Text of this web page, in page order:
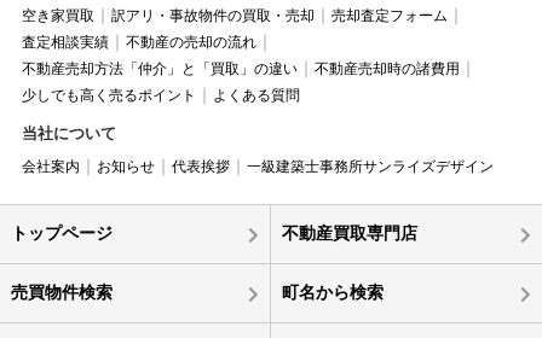
空き家買取
訳アリ・事故物件の買取・売却
売却査定フォーム
査定相談実績
不動産の売却の流れ
不動産売却方法「仲介」と「買取」の違い
不動産売却時の諸費用
少しでも高く売るポイント
よくある質問
当社について
会社案内 お知らせ 代表挨拶 一級建築士事務所サンライズデザイン
トップページ 不動産買取専門店
売買物件検索 町名から検索